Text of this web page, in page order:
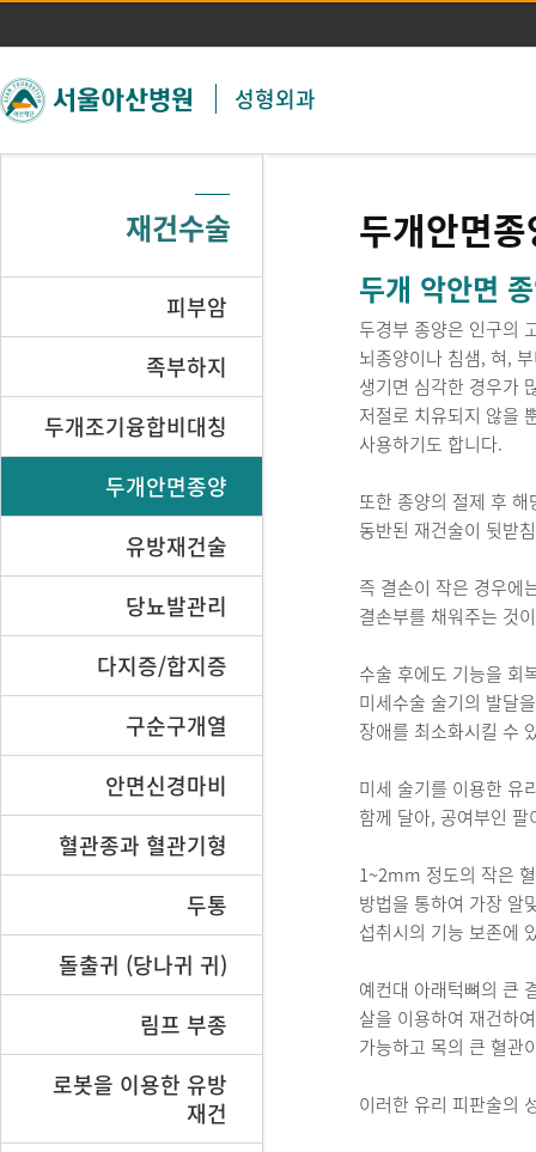
주메뉴 바로가기
본문 바로가기
성형외과
재건수술
피부암
족부하지
두개조기융합비대칭
두개안면종양
유방재건술
당뇨발관리
다지증/합지증
구순구개열
안면신경마비
혈관종과 혈관기형
두통
돌출귀 (당나귀 귀)
림프 부종
로봇을 이용한 유방
재건
두개안면
두개 악안면
두경부 종양은 인구의
뇌종양이나 침샘, 혀,
생기면 심각한 경우가
저절로 치유되지 않을
사용하기도 합니다.
또한 종양의 절제 후
동반된 재건술이 뒷받
즉 결손이 작은 경우에
결손부를 채워주는 것
수술 후에도 기능을 회
미세수술 술기의 발달
장애를 최소화시킬 수
미세 술기를 이용한 유
함께 달아, 공여부인
1~2mm 정도의 작은
방법을 통하여 가장 알
섭취시의 기능 보존에
예컨대 아래턱뼈의 큰
살을 이용하여 재건하
가능하고 목의 큰 혈관
이러한 유리 피판술의